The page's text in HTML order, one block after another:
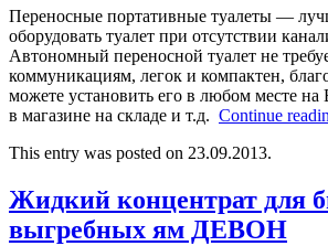
Переносные портативные туалеты —
оборудовать туалет при отсутствии
Автономный переносной туалет не
коммуникациям, легок и компактен,
можете установить его в любом месте на
в магазине на складе и т.д. Continue
This entry was posted on 23.09.2013.
Жидкий концентрат для
выгребных ям ДЕВОН